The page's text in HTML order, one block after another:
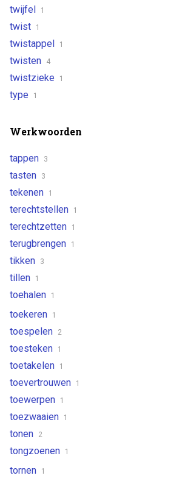
twijfel 1
twist 1
twistappel 1
twisten 4
twistzieke 1
type 1
Werkwoorden
tappen 3
tasten 3
tekenen 1
terechtstellen 1
terechtzetten 1
terugbrengen 1
tikken 3
tillen 1
toehalen 1
toekeren 1
toespelen 2
toesteken 1
toetakelen 1
toevertrouwen 1
toewerpen 1
toezwaaien 1
tonen 2
tongzoenen 1
tornen 1